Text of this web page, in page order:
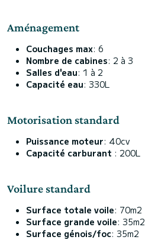
Aménagement
Couchages max: 6
Nombre de cabines: 2 à 3
Salles d'eau: 1 à 2
Capacité eau: 330L
Motorisation standard
Puissance moteur: 40cv
Capacité carburant : 200L
Voilure standard
Surface totale voile: 70m2
Surface grande voile: 35m2
Surface génois/foc: 35m2